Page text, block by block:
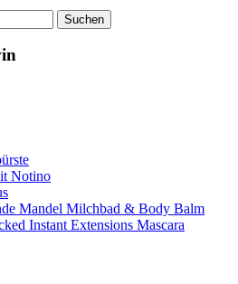
Notino
Mandel Milchbad & Body Balm
Instant Extensions Mascara